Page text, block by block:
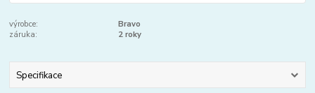
výrobce:
Bravo
záruka:
2 roky
Specifikace